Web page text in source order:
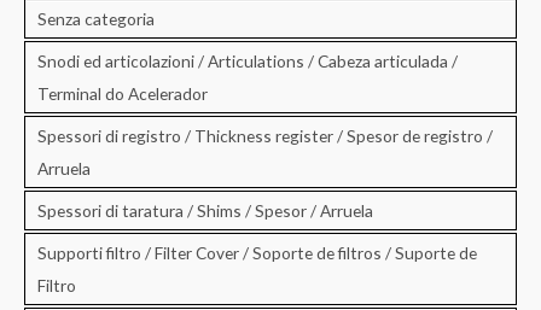
Senza categoria
Snodi ed articolazioni / Articulations / Cabeza articulada /
Terminal do Acelerador
Spessori di registro / Thickness register / Spesor de registro /
Arruela
Spessori di taratura / Shims / Spesor / Arruela
Supporti filtro / Filter Cover / Soporte de filtros / Suporte de
Filtro